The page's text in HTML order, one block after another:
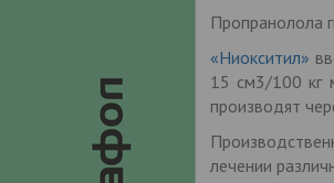
Пропранолола
«Ниокситил»
15 см3/100 кг
производят
лечении